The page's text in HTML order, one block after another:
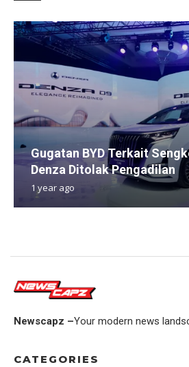
Gugatan BYD Terkait
Denza Ditolak Pengadilan
1 year ago
Newscapz –Your modern news
CATEGORIES